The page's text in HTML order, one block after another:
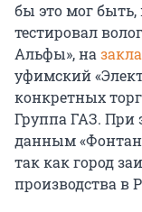
бы это мог
тестировал
Альфы», на
уфимский
конкретных
Группа ГАЗ. При
данным
так как город
производства в